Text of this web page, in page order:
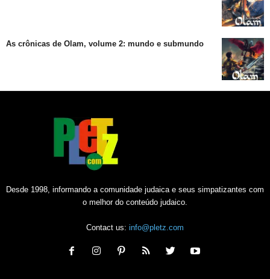
As crônicas de Olam, volume 2: mundo e submundo
Desde 1998, informando a comunidade judaica e seus simpatizantes com
o melhor do conteúdo judaico.
Contact us: info@pletz.com